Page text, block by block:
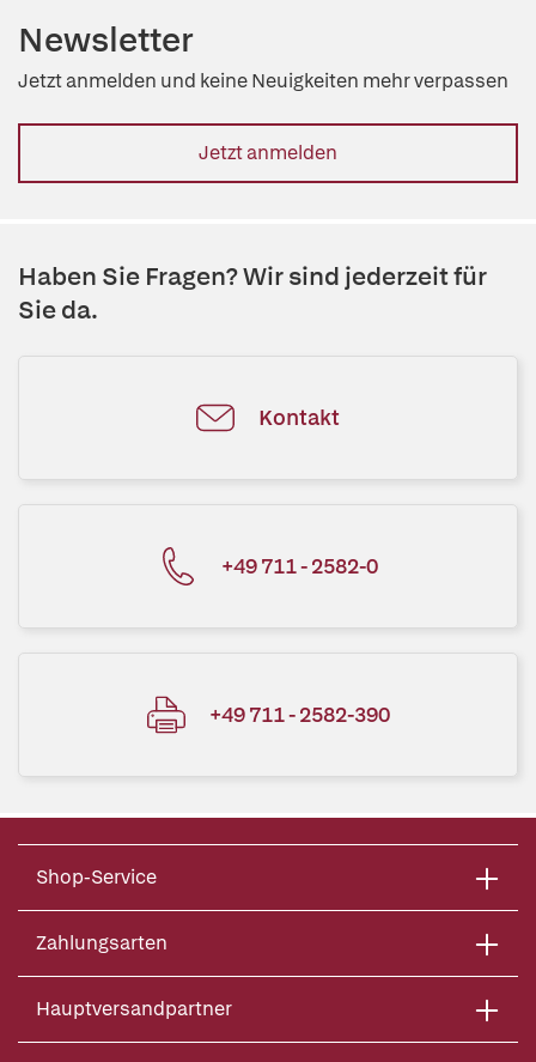
Newsletter
Jetzt anmelden und keine Neuigkeiten mehr verpassen
Jetzt anmelden
Haben Sie Fragen? Wir sind jederzeit für
Sie da.
Kontakt
+49 711 - 2582-0
+49 711 - 2582-390
Shop-Service
Zahlungsarten
Hauptversandpartner